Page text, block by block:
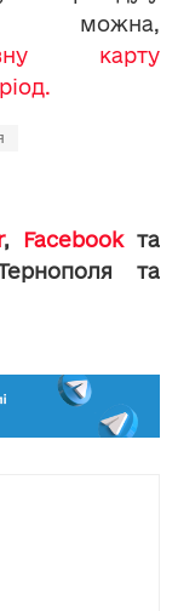
можна,
карту
, Facebookта
та